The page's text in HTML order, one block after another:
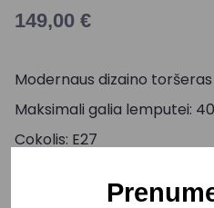
149,00 €
Modernaus dizaino
Maksimali galia lemputei:
Cokolis: E27
Diametras: 645 mm